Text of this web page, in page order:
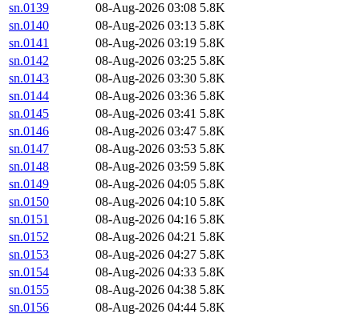
sn.0139
08-Aug-2026 03:08 5.8K
sn.0140
08-Aug-2026 03:13 5.8K
sn.0141
08-Aug-2026 03:19 5.8K
sn.0142
08-Aug-2026 03:25 5.8K
sn.0143
08-Aug-2026 03:30 5.8K
sn.0144
08-Aug-2026 03:36 5.8K
sn.0145
08-Aug-2026 03:41 5.8K
sn.0146
08-Aug-2026 03:47 5.8K
sn.0147
08-Aug-2026 03:53 5.8K
sn.0148
08-Aug-2026 03:59 5.8K
sn.0149
08-Aug-2026 04:05 5.8K
sn.0150
08-Aug-2026 04:10 5.8K
sn.0151
08-Aug-2026 04:16 5.8K
sn.0152
08-Aug-2026 04:21 5.8K
sn.0153
08-Aug-2026 04:27 5.8K
sn.0154
08-Aug-2026 04:33 5.8K
sn.0155
08-Aug-2026 04:38 5.8K
sn.0156
08-Aug-2026 04:44 5.8K